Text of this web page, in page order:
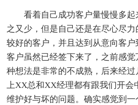
看着自己成功客户量慢慢多起
之又少，但是自己还是在尽心尽
较好的客户，并且达到从意向客户
客户虽然已经签下来了，之前感
种想法是非常的不成熟，后来经
上XX总和XX经理都有跟我们开会
维护好与坏的问题。确实感觉到